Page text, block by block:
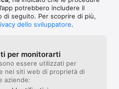
potrebbero includere il
seguito. Per scoprire di più,
dello sviluppatore.
per monitorarti
essere utilizzati per
nei siti web di proprietà di
aziende: